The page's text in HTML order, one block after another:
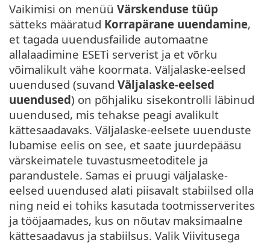
Vaikimisi on menüü Värskenduse tüüp
sätteks määratud Korrapärane uuendamine,
et tagada uuendusfailide automaatne
allalaadimine ESETi serverist ja et võrku
võimalikult vähe koormata. Väljalaske-eelsed
uuendused (suvand Väljalaske-eelsed
uuendused) on põhjaliku sisekontrolli läbinud
uuendused, mis tehakse peagi avalikult
kättesaadavaks. Väljalaske-eelsete uuenduste
lubamise eelis on see, et saate juurdepääsu
värskeimatele tuvastusmeetoditele ja
parandustele. Samas ei pruugi väljalaske-
eelsed uuendused alati piisavalt stabiilsed olla
ning neid ei tohiks kasutada tootmisserverites
ja tööjaamades, kus on nõutav maksimaalne
kättesaadavus ja stabiilsus. Valik Viivitusega